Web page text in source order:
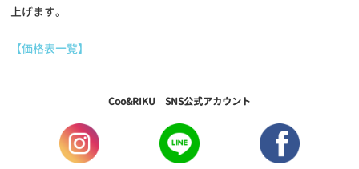
上げます。
【価格表一覧】
Coo&RIKU SNS公式アカウント